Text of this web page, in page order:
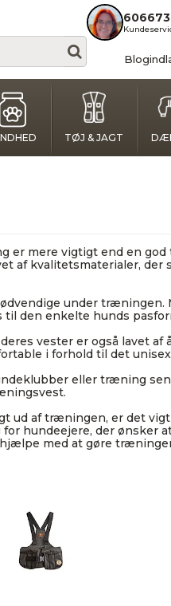
TØJ & JAGT
er mere vigtigt end en
af kvalitetsmaterialer,
under træningen.
til den enkelte hunds
vester er også lavet af
i forhold til det
eller træning
ud af træningen, er det
hundeejere, der ønsker
med at gøre